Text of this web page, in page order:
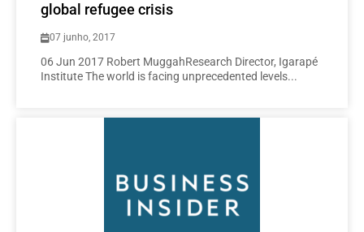
global refugee crisis
07 junho, 2017
06 Jun 2017 Robert MuggahResearch Director, Igarapé
Institute The world is facing unprecedented levels...